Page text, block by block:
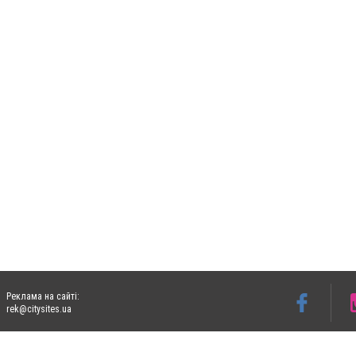
Реклама на сайті:
rek@citysites.ua